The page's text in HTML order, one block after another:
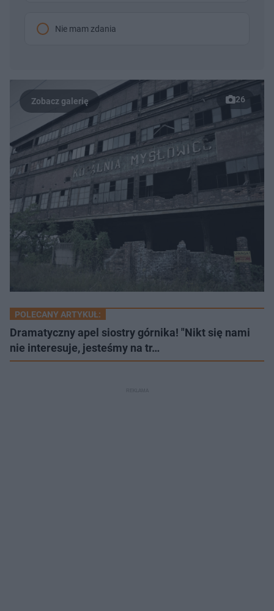
Nie mam zdania
26
POLECANY ARTYKUŁ:
Dramatyczny apel siostry górnika! "Nikt się nami
nie interesuje, jesteśmy na tr…